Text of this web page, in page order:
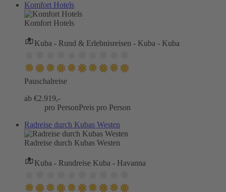
Komfort Hotels
Komfort Hotels
Kuba - Rund & Erlebnisreisen - Kuba - Kuba
Pauschalreise
ab €2.919,-
pro PersonPreis pro Person
Radreise durch Kubas Westen
Radreise durch Kubas Westen
Kuba - Rundreise Kuba - Havanna